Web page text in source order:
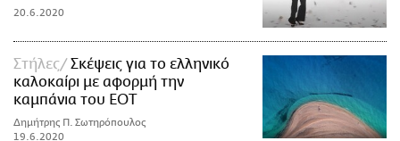
20.6.2020
Στήλες
Σκέψεις για το ελληνικό
καλοκαίρι με αφορμή την
καμπάνια του ΕΟΤ
Δημήτρης Π. Σωτηρόπουλος
19.6.2020